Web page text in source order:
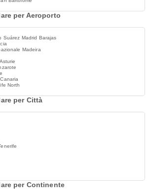
per Aeroporto
Suárez Madrid Barajas
Madeira
North
per Città
per Continente